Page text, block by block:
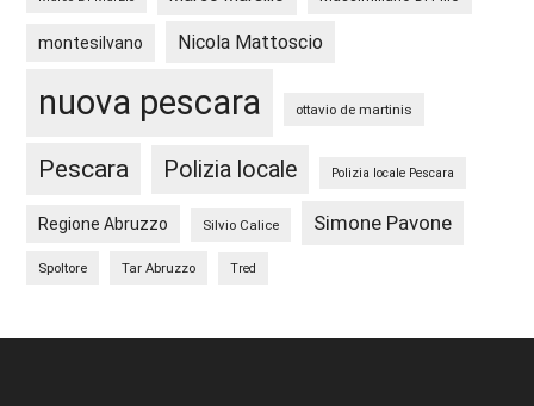
montesilvano Nicola Mattoscio
nuova pescara ottavio de martinis
Pescara Polizia locale Polizia locale Pescara
Regione Abruzzo Silvio Calice Simone Pavone
Spoltore Tar Abruzzo Tred